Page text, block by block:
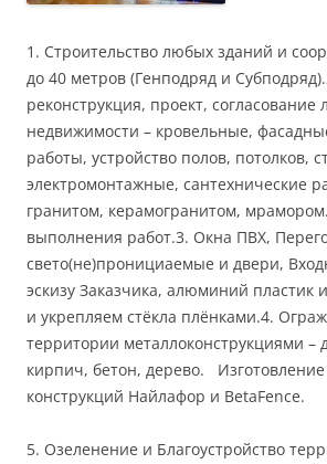
1. Строительство любых зданий и
до 40 метров (Генподряд и
реконструкция, проект, согласование
недвижимости – кровельные,
работы, устройство полов, потолков,
электромонтажные, сантехнические
гранитом, керамогранитом,
выполнения работ.3. Окна ПВХ,
свето(не)пронициаемые и двери,
эскизу Заказчика, алюминий пластик
и укрепляем стёкла плёнками.4.
территории металлоконструкциями –
кирпич, бетон, дерево.
конструкций Найлафор и BetaFence.
5. Озеленение и Благоустройство